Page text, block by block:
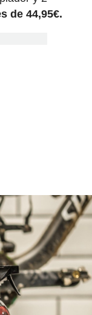
de 44,95€.